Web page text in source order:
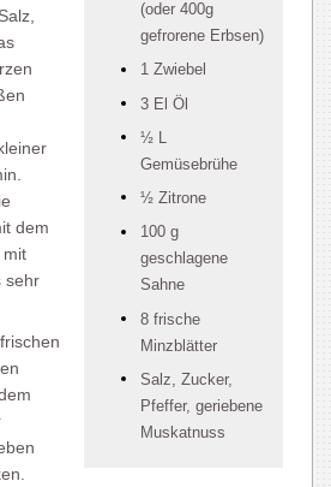
(oder 400g
gefrorene Erbsen)
1 Zwiebel
3 El Öl
½ L
Gemüsebrühe
½ Zitrone
100 g
geschlagene
Sahne
8 frische
Minzblätter
Salz, Zucker,
Pfeffer, geriebene
Muskatnuss
dem
mit
sehr